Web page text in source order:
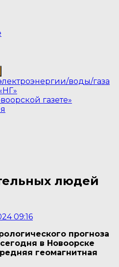
воды/газа
газете»
людей
09:16
прогноза
в Новоорске
геомагнитная